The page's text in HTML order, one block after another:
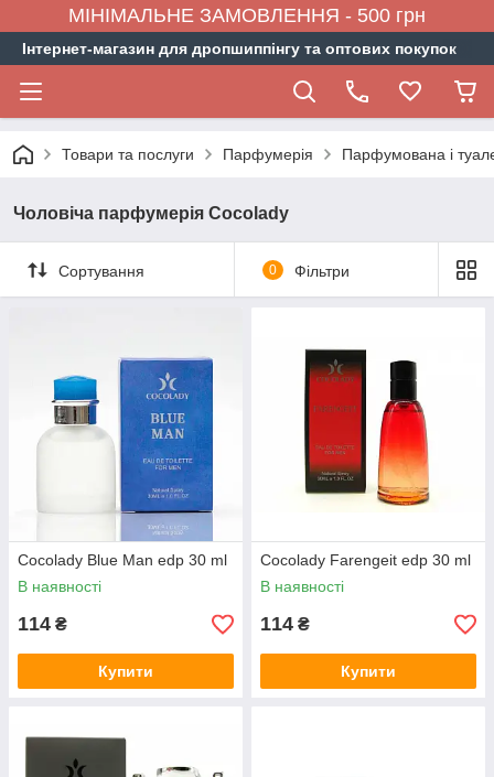
МІНІМАЛЬНЕ ЗАМОВЛЕННЯ - 500 грн
Інтернет-магазин для дропшиппінгу та оптових покупок
Товари та послуги Парфумерія Парфумована і
Чоловіча парфумерія Cocolady
Сортування 0 Фільтри
Cocolady Blue Man edp 30 ml
В наявності
114 ₴
Купити
Cocolady Farengeit edp 30 ml
В наявності
114 ₴
Купити